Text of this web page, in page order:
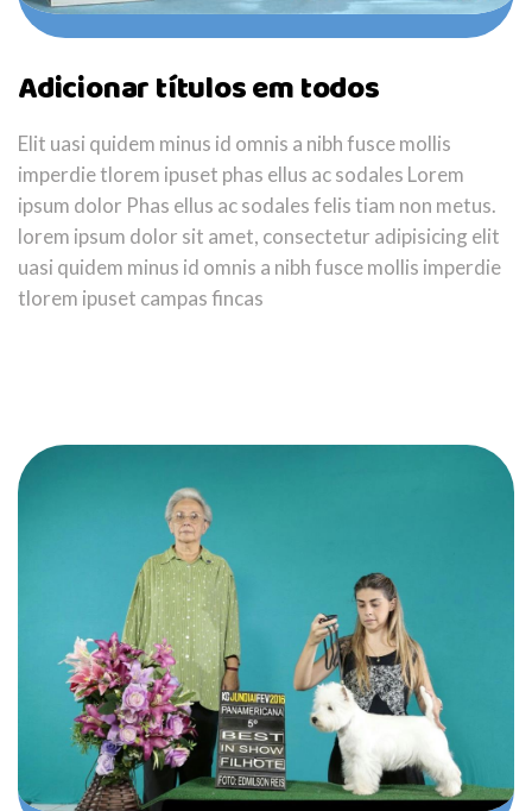
Adicionar títulos em todos
Elit uasi quidem minus id omnis a nibh fusce mollis
imperdie tlorem ipuset phas ellus ac sodales Lorem
ipsum dolor Phas ellus ac sodales felis tiam non metus.
lorem ipsum dolor sit amet, consectetur adipisicing elit
uasi quidem minus id omnis a nibh fusce mollis imperdie
tlorem ipuset campas fincas